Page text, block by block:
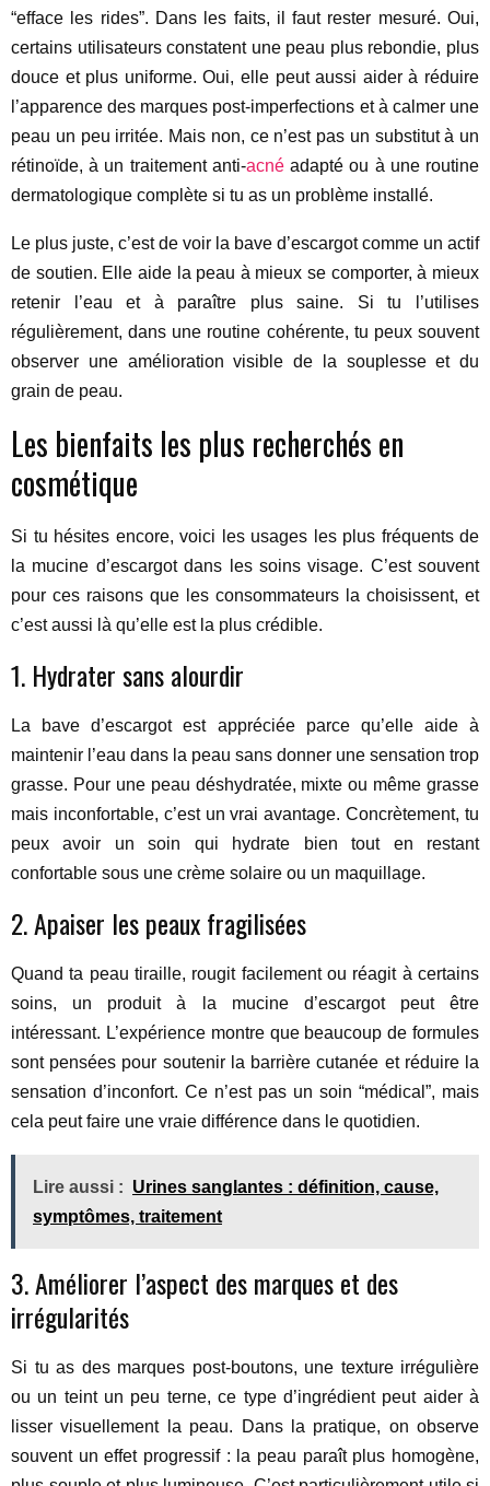
“efface les rides”. Dans les faits, il faut rester mesuré. Oui,
certains utilisateurs constatent une peau plus rebondie, plus
douce et plus uniforme. Oui, elle peut aussi aider à réduire
l’apparence des marques post-imperfections et à calmer une
peau un peu irritée. Mais non, ce n’est pas un substitut à un
rétinoïde, à un traitement anti-acnéadapté ou à une routine
dermatologique complète si tu as un problème installé.
Le plus juste, c’est de voir la bave d’escargot comme un actif
de soutien. Elle aide la peau à mieux se comporter, à mieux
retenir l’eau et à paraître plus saine. Si tu l’utilises
régulièrement, dans une routine cohérente, tu peux souvent
observer une amélioration visible de la souplesse et du
grain de peau.
Les bienfaits les plus recherchés en
cosmétique
Si tu hésites encore, voici les usages les plus fréquents de
la mucine d’escargot dans les soins visage. C’est souvent
pour ces raisons que les consommateurs la choisissent, et
c’est aussi là qu’elle est la plus crédible.
1. Hydrater sans alourdir
La bave d’escargot est appréciée parce qu’elle aide à
maintenir l’eau dans la peau sans donner une sensation trop
grasse. Pour une peau déshydratée, mixte ou même grasse
mais inconfortable, c’est un vrai avantage. Concrètement, tu
peux avoir un soin qui hydrate bien tout en restant
confortable sous une crème solaire ou un maquillage.
2. Apaiser les peaux fragilisées
Quand ta peau tiraille, rougit facilement ou réagit à certains
soins, un produit à la mucine d’escargot peut être
intéressant. L’expérience montre que beaucoup de formules
sont pensées pour soutenir la barrière cutanée et réduire la
sensation d’inconfort. Ce n’est pas un soin “médical”, mais
cela peut faire une vraie différence dans le quotidien.
Lire aussi : Urines sanglantes : définition, cause,
symptômes, traitement
3. Améliorer l’aspect des marques et des
irrégularités
Si tu as des marques post-boutons, une texture irrégulière
ou un teint un peu terne, ce type d’ingrédient peut aider à
lisser visuellement la peau. Dans la pratique, on observe
souvent un effet progressif : la peau paraît plus homogène,